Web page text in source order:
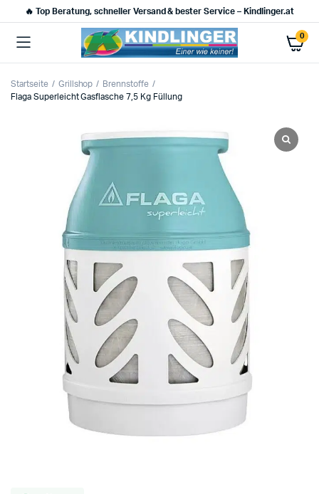
🔥 Top Beratung, schneller Versand & bester Service – Kindlinger.at
0
Startseite Grillshop
Brennstoffe
Flaga Superleicht Gasflasche 7,5 Kg Füllung